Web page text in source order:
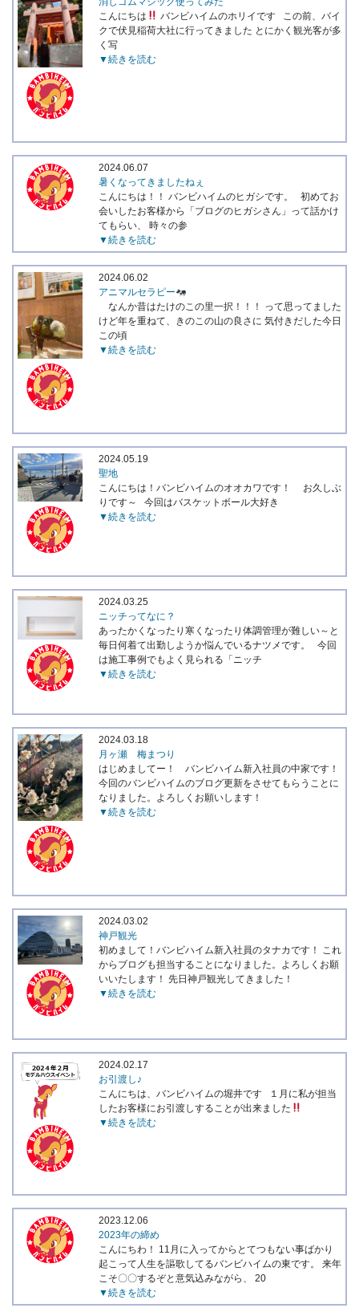
こんにちは
バンビハイムのホリイです この前、バイ
クで伏見稲荷大社に行ってきました とにかく観光客が多
く写
▼続きを読む
2024.06.07
暑くなってきましたねぇ
こんにちは！！ バンビハイムのヒガシです。 初めてお
会いしたお客様から「ブログのヒガシさん」って話かけ
てもらい、 時々の参
▼続きを読む
2024.06.02
アニマルセラピー
なんか昔はたけのこの里一択！！！ って思ってました
けど年を重ねて、きのこの山の良さに 気付きだした今日
この頃
▼続きを読む
2024.05.19
聖地
こんにちは！バンビハイムのオオカワです！ お久しぶ
りです～ 今回はバスケットボール大好き
▼続きを読む
2024.03.25
ニッチってなに？
あったかくなったり寒くなったり体調管理が難しい～と
毎日何着て出勤しようか悩んでいるナツメです。 今回
は施工事例でもよく見られる「ニッチ
▼続きを読む
2024.03.18
月ヶ瀬 梅まつり
はじめましてー！ バンビハイム新入社員の中家です！
今回のバンビハイムのブログ更新をさせてもらうことに
なりました。よろしくお願いします！
▼続きを読む
2024.03.02
神戸観光
初めまして！バンビハイム新入社員のタナカです！ これ
からブログも担当することになりました。よろしくお願
いいたします！ 先日神戸観光してきました！
▼続きを読む
2024.02.17
お引渡し♪
こんにちは、バンビハイムの堀井です １月に私が担当
したお客様にお引渡しすることが出来ました
▼続きを読む
2023.12.06
2023年の締め
こんにちわ！ 11月に入ってからとてつもない事ばかり
起こって人生を謳歌してるバンビハイムの東です。 来年
こそ〇〇するぞと意気込みながら、 20
▼続きを読む